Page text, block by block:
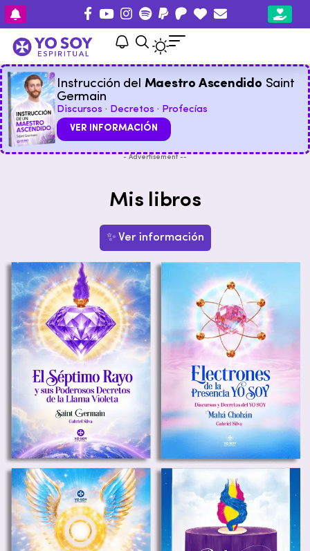
Instrucción del Maestro Ascendido Saint
Germain
Discursos · Decretos · Profecías
VER INFORMACIÓN
- Advertisement --
Mis libros
✨ Ver información